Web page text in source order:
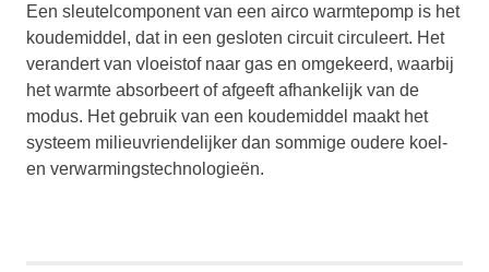
Een sleutelcomponent van een airco warmtepomp is het
koudemiddel, dat in een gesloten circuit circuleert. Het
verandert van vloeistof naar gas en omgekeerd, waarbij
het warmte absorbeert of afgeeft afhankelijk van de
modus. Het gebruik van een koudemiddel maakt het
systeem milieuvriendelijker dan sommige oudere koel-
en verwarmingstechnologieën.